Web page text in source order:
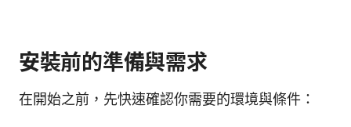
安裝前的準備與需求
在開始之前，先快速確認你需要的環境與條件：